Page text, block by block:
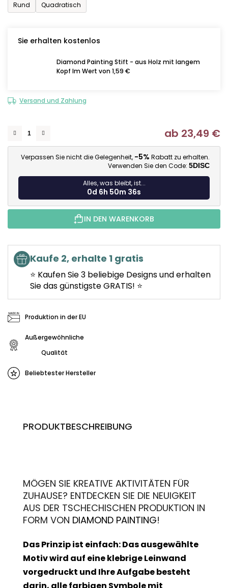
Rund
Quadratisch
Sie erhalten kostenlos
Diamond Painting Stift - aus Holz mit langem
Kopf Im Wert von 1,59 €
Versand und Zahlung
ab 23,49 €
Verpassen Sie nicht die Gelegenheit, -5% Rabatt zu erhalten.
Verwenden Sie den Code: 5DISC
Alles, was bleibt, ist...
0d 6h 50m 35s
IN DEN WARENKORB
Kaufe 2, erhalte 1 gratis
⭐ Kaufen Sie 3 beliebige Designs und erhalten
Sie das günstigste GRATIS! ⭐
Produktion in der EU
Außergewöhnliche
Qualität
Beliebtester Hersteller
PRODUKTBESCHREIBUNG
MÖGEN SIE KREATIVE AKTIVITÄTEN FÜR
ZUHAUSE? ENTDECKEN SIE DIE NEUIGKEIT
AUS DER TSCHECHISCHEN PRODUKTION IN
FORM VON DIAMOND PAINTING!
Das Prinzip ist einfach: Das ausgewählte
Motiv wird auf eine klebrige Leinwand
vorgedruckt und Ihre Aufgabe besteht